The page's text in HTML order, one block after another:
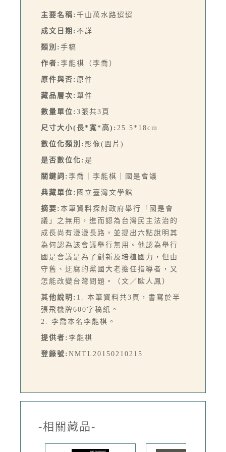
主要名稱: 千山萬水路迢迢
成文日期: 不詳
類別: 手稿
作者: 李能祺（李喬）
原件與否: 原件
藏品層次: 單件
數量單位: 3張共3頁
尺寸大小(長*寬*高): 25.5*18cm
數位化類別: 影像(圖片)
是否數位化: 是
關鍵詞: 李喬｜李能棋｜國是會議
典藏單位: 國立臺灣文學館
摘要: 本筆資料探討政府舉行「國是會
議」之無用，進而認為台灣民主法治的
成長尚有漫漫長路，並提出六點說明其
為何認為該會議舉行無用。他認為舉行
國是會議是為了創新及培植國力，但由
守舊、迂腐的黨國大老擔任指導者，又
怎能改變台灣問題。（文／歐人鳳）
其他說明: 1. 本筆資料共3頁，書寫於半
張飛機牌600字稿紙。
2. 李喬本名李能棋。
提供者: 李能棋
登錄號: NMTL20150210215
-相關藏品-